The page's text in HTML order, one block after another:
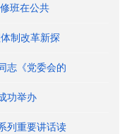
班在公共
制改革新探
志《党委会的
功举办
列重要讲话读